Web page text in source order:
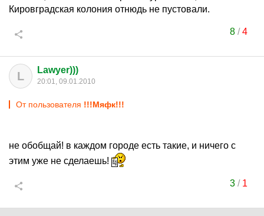
Кировградская колония отнюдь не пустовали.
8/4
L Lawyer)))
20:01, 09.01.2010
От пользователя !!!Мяфк!!!
не обобщай! в каждом городе есть такие, и ничего с
этим уже не сделаешь!
3/ 1